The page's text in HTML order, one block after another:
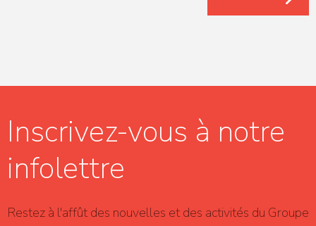
Inscrivez-vous à notre
infolettre
Restez à l'affût des nouvelles et des activités du Groupe